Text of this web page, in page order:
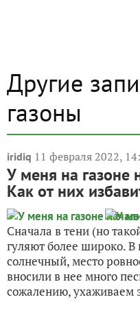
Другие
газоны
iridiq 11 февраля 2022,
У меня на газоне
Как от них
Сначала в тени (но
гуляют более широко.
солнечный, место
вносили в нее много
сожалению, ухаживаем